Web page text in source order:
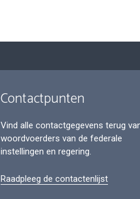
Contactpunten
Vind alle contactgegevens terug
woordvoerders van de federale
instellingen en regering.
Raadpleeg de contactenlijst